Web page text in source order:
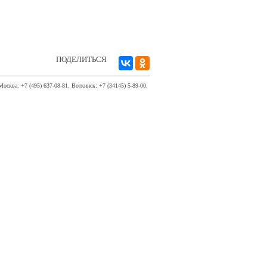
ПОДЕЛИТЬСЯ
+7 (495) 637-08-81. Воткинск: +7 (34145) 5-89-00.